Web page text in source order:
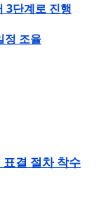
3단계로 진행
정 조율
결 절차 착수